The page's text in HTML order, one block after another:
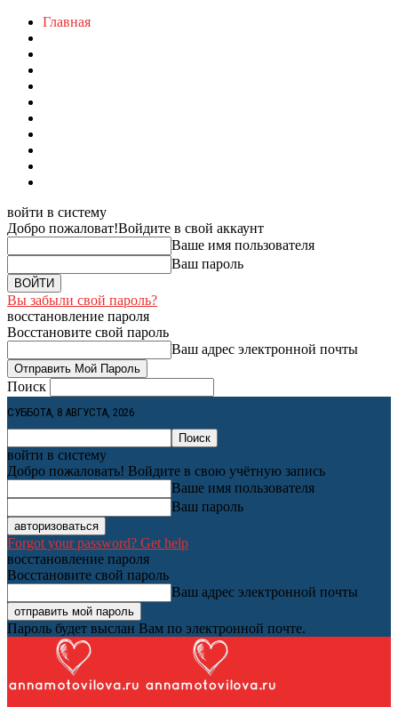
Главная
войти в систему
Добро пожаловат!Войдите в свой аккаунт
Ваше имя пользователя
Ваш пароль
Вы забыли свой пароль?
восстановление пароля
Восстановите свой пароль
Ваш адрес электронной почты
Поиск
СУББОТА, 8 АВГУСТА, 2026
войти в систему
Добро пожаловать! Войдите в свою учётную запись
Ваше имя пользователя
Ваш пароль
Forgot your password? Get help
восстановление пароля
Восстановите свой пароль
Ваш адрес электронной почты
Пароль будет выслан Вам по электронной почте.